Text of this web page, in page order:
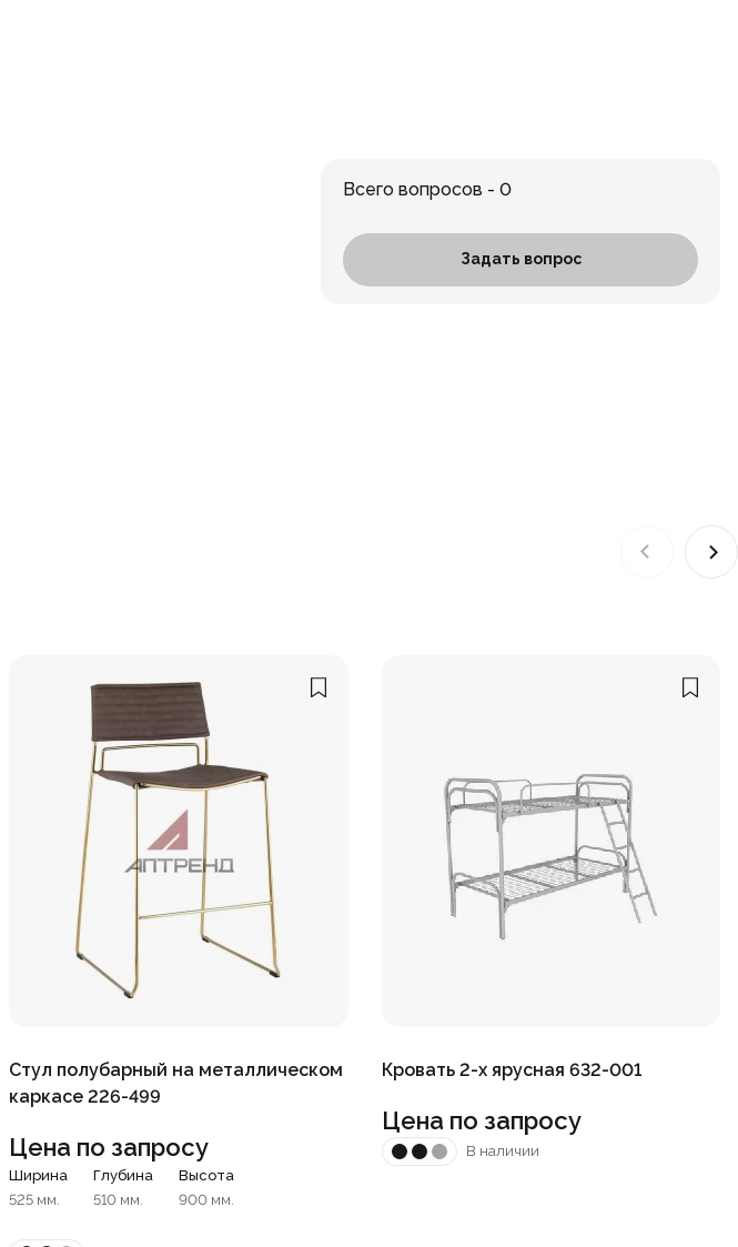
Всего вопросов - 0
Задать вопрос
Стул полубарный на металлическом
каркасе 226-499
Цена по запросу
Ширина
525 мм.
Глубина
510 мм.
Высота
900 мм.
Кровать 2-х ярусная 632-001
Цена по запросу
В наличии